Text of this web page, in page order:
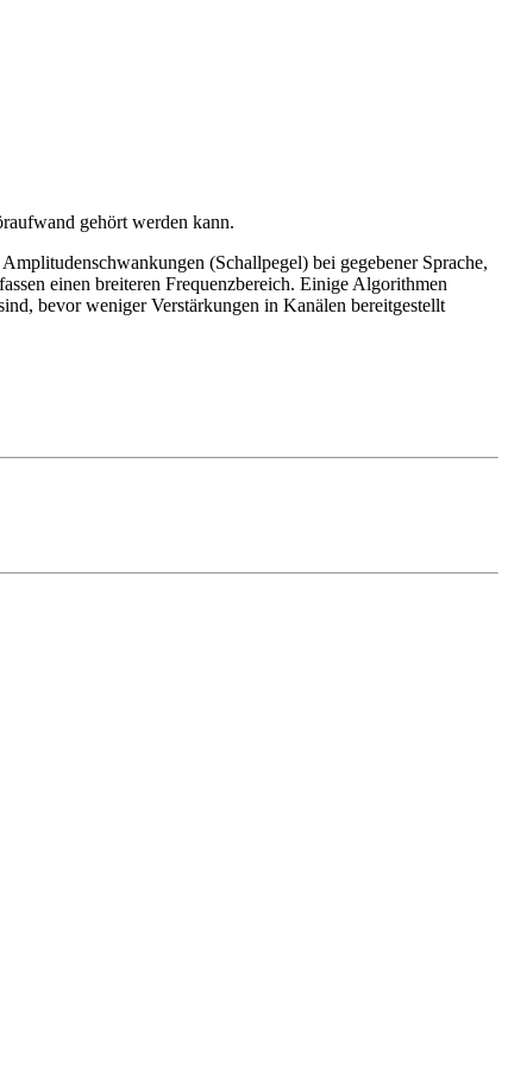
gehört werden kann.
(Schallpegel) bei gegebener Sprache,
einen breiteren Frequenzbereich. Einige Algorithmen
bevor weniger Verstärkungen in Kanälen bereitgestellt